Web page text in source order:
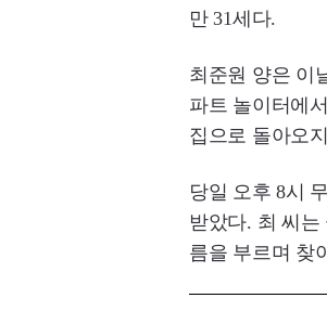
만 31세다.
최준원 양은 이
파트 놀이터에
집으로 돌아오
당일 오후 8시
받았다. 최 씨
름을 부르며 찾